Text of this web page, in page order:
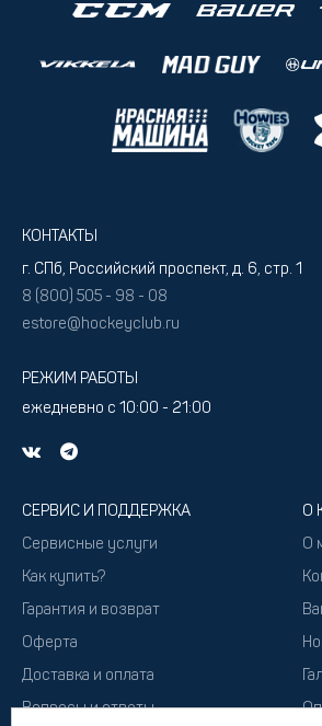
КОНТАКТЫ
г. СПб, Российский проспект, д. 6, стр. 1
8 (800) 505 - 98 - 08
estore@hockeyclub.ru
РЕЖИМ РАБОТЫ
ежедневно с 10:00 - 21:00
СЕРВИС И ПОДДЕРЖКА
Сервисные услуги
Как купить?
Гарантия и возврат
Оферта
Доставка и оплата
Вопросы и ответы
О
О